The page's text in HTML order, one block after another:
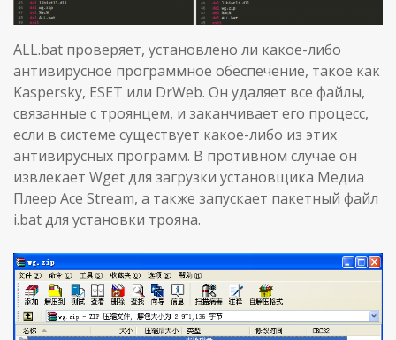
ALL.bat проверяет, установлено ли какое-либо
антивирусное программное обеспечение, такое как
Kaspersky, ESET или DrWeb. Он удаляет все файлы,
связанные с троянцем, и заканчивает его процесс,
если в системе существует какое-либо из этих
антивирусных программ. В противном случае он
извлекает Wget для загрузки установщика Медиа
Плеер Ace Stream, а также запускает пакетный файл
i.bat для установки трояна.